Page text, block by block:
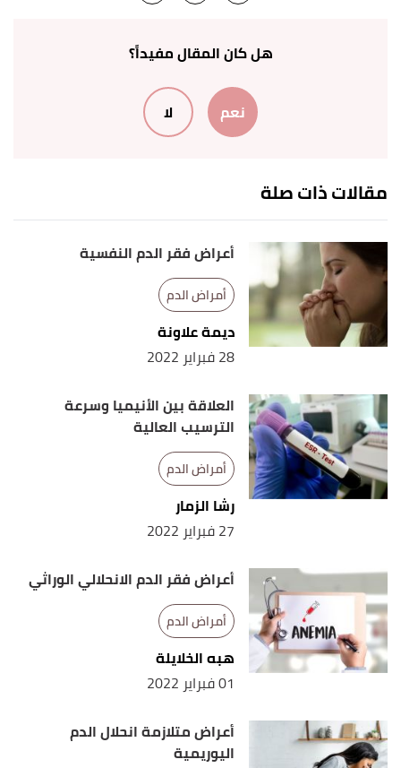
25/2/2022. Edited.
,healthline
26/2/2022. Edited.
هل كان المقال مفيداً؟
نعم لا
مقالات ذات صلة
أعراض فقر الدم النفسية
أمراض الدم
ديمة علاونة
28 فبراير 2022
العلاقة بين الأنيميا وسرعة
الترسيب العالية
أمراض الدم
رشا الزمار
27 فبراير 2022
أعراض فقر الدم الانحلالي الوراثي
أمراض الدم
هبه الخلايلة
01 فبراير 2022
أعراض متلازمة انحلال الدم
اليوريمية